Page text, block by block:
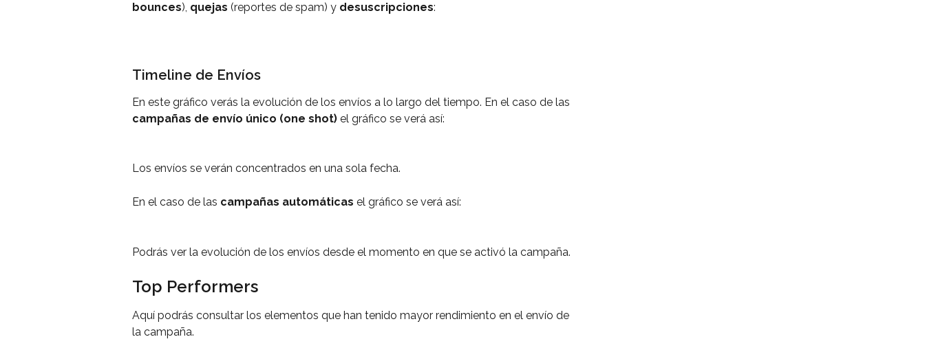
bounces), quejas (reportes de spam) y desuscripciones:
Timeline de Envíos
En este gráfico verás la evolución de los envíos a lo largo del tiempo. En el caso de las
campañas de envío único (one shot) el gráfico se verá así:
Los envíos se verán concentrados en una sola fecha.
En el caso de las campañas automáticas el gráfico se verá así:
Podrás ver la evolución de los envíos desde el momento en que se activó la campaña.
Top Performers
Aquí podrás consultar los elementos que han tenido mayor rendimiento en el envío de
la campaña.